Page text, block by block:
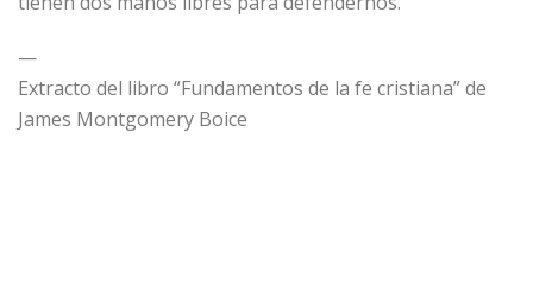
—
Extracto del libro “Fundamentos de la fe cristiana” de
James Montgomery Boice